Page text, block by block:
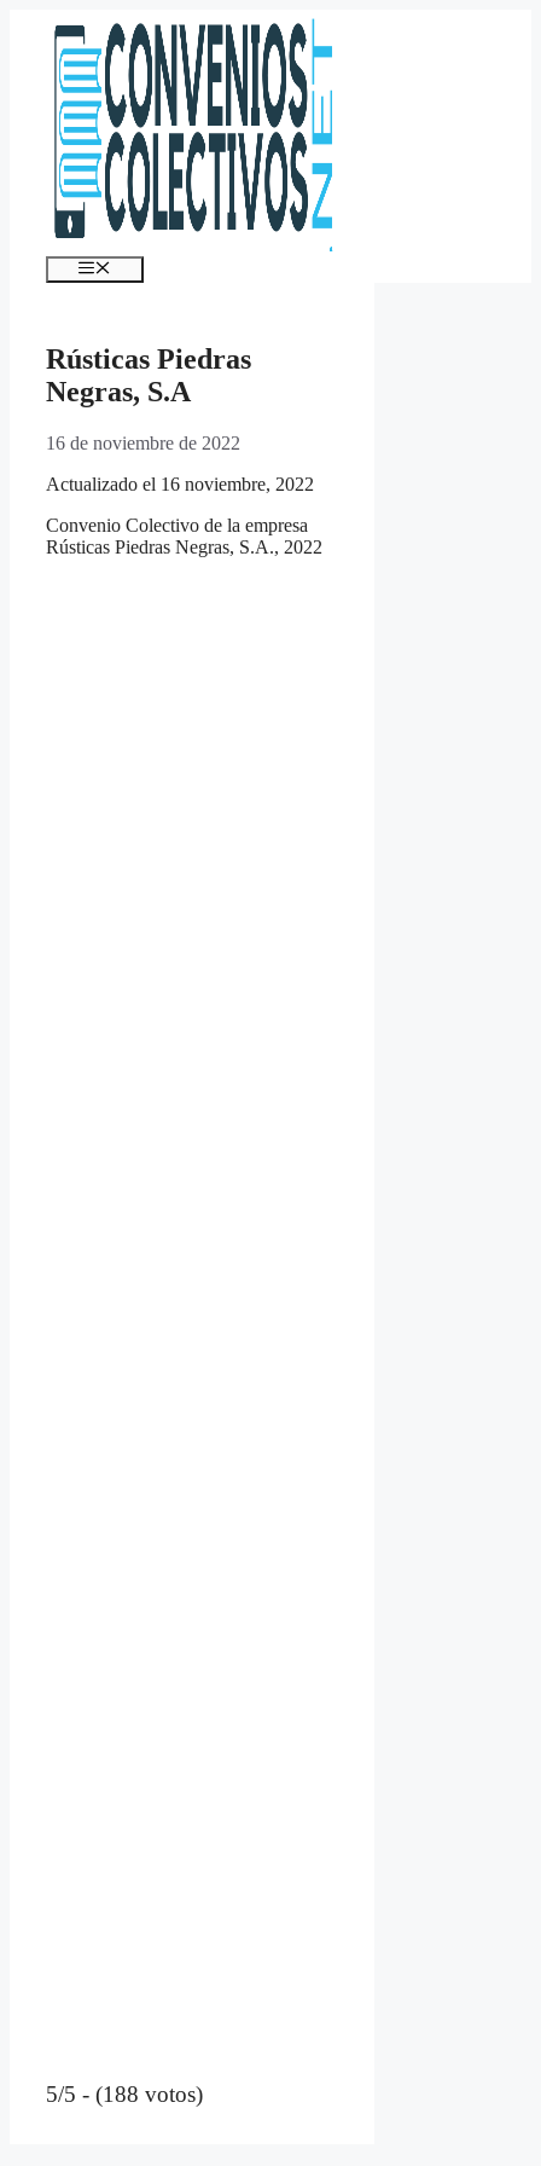
contenido
Menú
Rústicas Piedras
Negras, S.A
16 de noviembre de 2022
Actualizado el 16 noviembre, 2022
Convenio Colectivo de la empresa
Rústicas Piedras Negras, S.A., 2022
5/5 - (188 votos)